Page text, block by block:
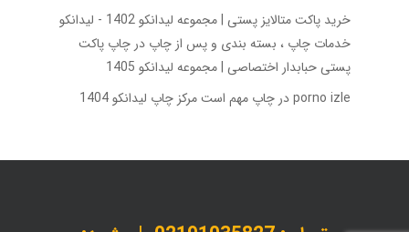
خرید پاکت متالایز پستی | مجموعه لیدانکو 1402 - لیدانکو
خدمات چاپ ، بسته بندی و پس از چاپ در چاپ پاکت
پستی حبابدار اختصاصی | مجموعه لیدانکو 1405
porno izleدر چاپ مهم است مرکز چاپ لیدانکو 1404